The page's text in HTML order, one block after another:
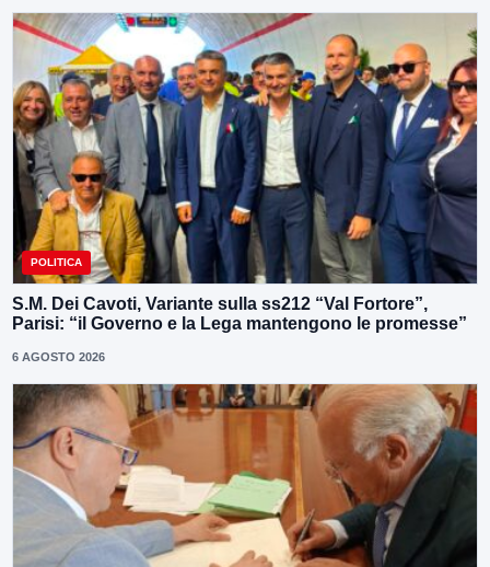
POLITICA
S.M. Dei Cavoti, Variante sulla ss212 “Val Fortore”,
Parisi: “il Governo e la Lega mantengono le promesse”
6 AGOSTO 2026